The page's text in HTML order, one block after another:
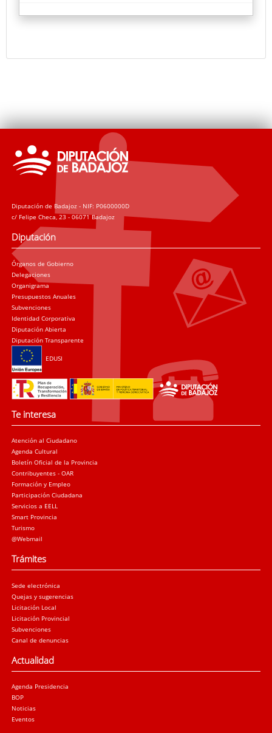
Diputación de Badajoz - NIF: P0600000D
c/ Felipe Checa, 23 - 06071 Badajoz
Diputación
Órganos de Gobierno
Delegaciones
Organigrama
Presupuestos Anuales
Subvenciones
Identidad Corporativa
Diputación Abierta
Diputación Transparente
EDUSI
Te interesa
Atención al Ciudadano
Agenda Cultural
Boletín Oficial de la Provincia
Contribuyentes - OAR
Formación y Empleo
Participación Ciudadana
Servicios a EELL
Smart Provincia
Turismo
@Webmail
Trámites
Sede electrónica
Quejas y sugerencias
Licitación Local
Licitación Provincial
Subvenciones
Canal de denuncias
Actualidad
Agenda Presidencia
BOP
Noticias
Eventos